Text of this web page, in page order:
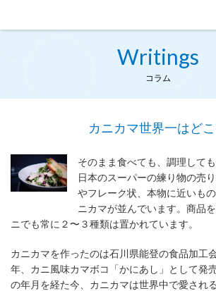
Writings
コラム
カニカマ世界一はどこ
そのまま食べても、調理して
日本のスーパーの練り物の売
やフレーク状、本物に近いも
ニカマが並んでいます。商品
ニでも常に２〜３種類は置かれています。
カニカマを作ったのは石川県能登の食品加工
年、カニ風味カマボコ「かにあし」として発
の年月を経た今、カニカマは世界中で愛され